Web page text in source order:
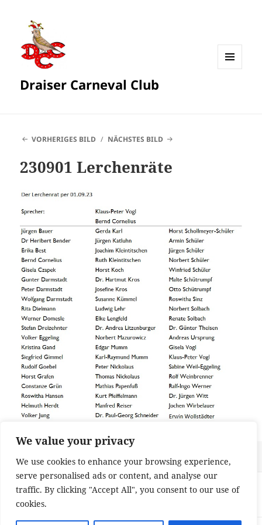
We value your privacy
We use cookies to enhance your browsing experience,
serve personalised ads or content, and analyse our
traffic. By clicking "Accept All", you consent to our use of
cookies.
Draiser Carneval Club
VORHERIGES BILD NÄCHSTES BILD
230901 Lerchenräte
am
4. September 2023
Beitragsnavigation
VERÖFFENTLICHT IN
230901 Lerchenräte